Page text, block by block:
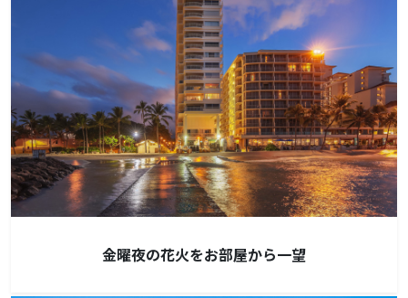
金曜夜の花火をお部屋から一望